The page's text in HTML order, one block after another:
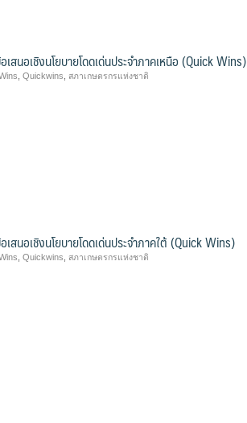
สนอเชิงนโยบายโดดเด่นประจำภาคเหนือ (Quick Wins)
Quickwins สภาเกษตรกรแห่งชาติ
สนอเชิงนโยบายโดดเด่นประจำภาคใต้ (Quick Wins)
Quickwins สภาเกษตรกรแห่งชาติ